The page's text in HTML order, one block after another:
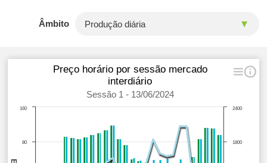
Âmbito
Preço horário por sessão mercado
interdiário
Sessão 1 - 13/06/2024
1800
2400
80
160